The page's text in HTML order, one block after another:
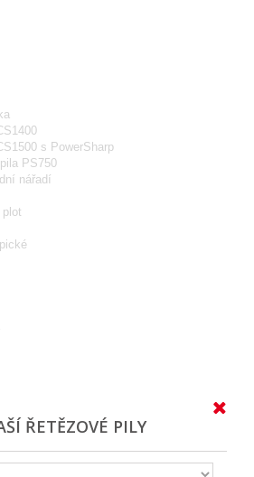
s PowerSharp
PS750
nářadí
ŘETĚZOVÉ PILY